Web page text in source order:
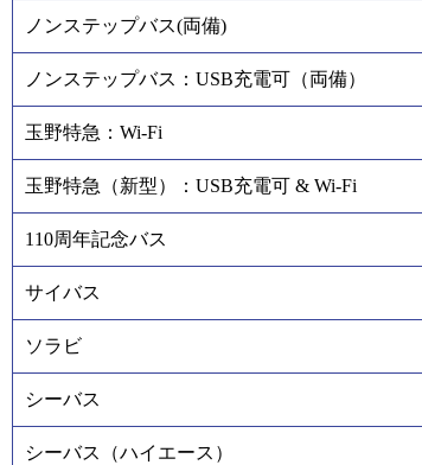
ノンステップバス(両備)
ノンステップバス：USB充電可（両備）
玉野特急：Wi-Fi
玉野特急（新型）：USB充電可 & Wi-Fi
110周年記念バス
サイバス
ソラビ
シーバス
シーバス（ハイエース）